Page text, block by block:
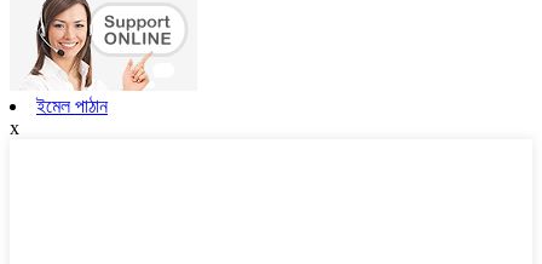
ইমেল পাঠান
x